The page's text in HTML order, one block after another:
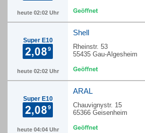
heute 02:02 Uhr
Super E10
heute 02:02 Uhr
Shell
Rheinstr. 53
55435 Gau-Algesheim
Super E10
heute 04:04 Uhr
ARAL
Chauvignystr. 15
65366 Geisenheim